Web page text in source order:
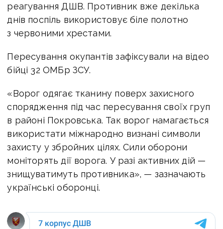
реагування ДШВ. Противник вже декілька
днів поспіль використовує біле полотно
з червоними хрестами.
Пересування окупантів зафіксували на відео
бійці 32 ОМБр ЗСУ.
«Ворог одягає тканину поверх захисного
спорядження під час пересування своїх груп
в районі Покровська. Так ворог намагається
використати міжнародно визнані символи
захисту у збройних цілях. Сили оборони
моніторять дії ворога. У разі активних дій —
знищуватимуть противника», — зазначають
українські оборонці.